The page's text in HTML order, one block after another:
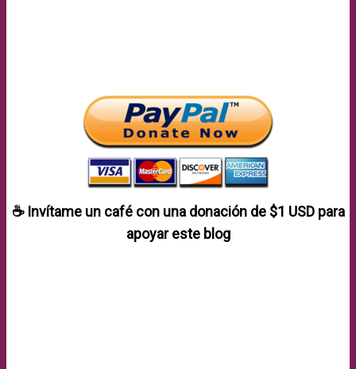
☕ Invítame un café con una donación de $1 USDpara
apoyar este blog